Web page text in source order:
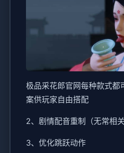
极品采花郎官网每种款式都
案供玩家自由搭配
2、剧情配音重制（无常相关
3、优化跳跃动作